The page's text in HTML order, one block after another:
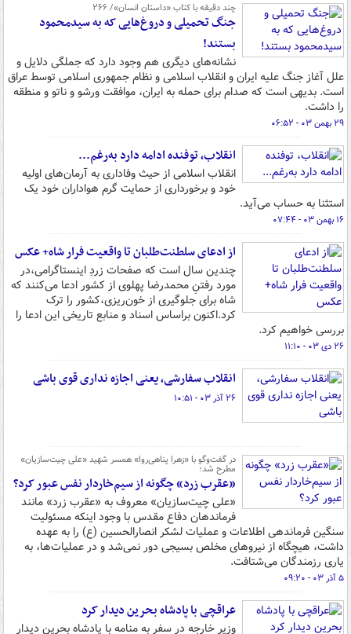
چند دقیقه با کتاب‌ «داستان انسان»/ ۲۶۶
جنگ تحمیلی و دروغ‌هایی که به سیدمحمود
بستند!
نشانه‌های دیگری هم وجود دارد که جملگی دلایل و
علل آغاز جنگ علیه ایران و انقلاب اسلامی و نظام جمهوری اسلامی توسط عراق
است. بدیهی است که صدام برای حمله به ایران، موافقت ورشو و ناتو و منطقه
را داشت.
۲۹ بهمن ۰۳ - ۰۶:۵۲
انقلاب، توفنده ادامه دارد به‌رغم...
انقلاب اسلامی از حیث وفاداری به آرمان‌های اولیه
خود و برخورداری از حمایت گرم هواداران خود یک
استثنا به حساب می‌آید.
۱۶ بهمن ۰۳ - ۰۷:۴۴
از ادعای سلطنت‌طلبان تا واقعیت فرار شاه+ عکس
چندین سال است که صفحات زردِ اینستاگرامی،در
مورد رفتنِ محمدرضا پهلوی از کشور ادعا می‌کنند که
شاه برای جلوگیری از خون‌ریزی،کشور را ترک
کرد.اکنون براساس اسناد و منابع تاریخی این ادعا را
بررسی خواهیم کرد.
۲۶ دی ۰۳ - ۱۱:۱۰
انقلاب سفارشی، یعنی اجازه نداری قوی باشی
۲۶ آذر ۰۳ - ۱۰:۵۱
در گفت‌وگو با «زهرا پناهی‌روا» همسر شهید «علی چیت‌سازیان»
مطرح شد؛
«عقرب زرد» چگونه از سیم‌خاردار نفس عبور کرد؟
«علی چیت‌سازیان» معروف به «عقرب زرد» مانند
فرماندهان دفاع مقدس با وجود اینکه مسئولیت
سنگین فرماندهی اطلاعات و عملیات لشکر انصارالحسین (ع) را به عهده
داشت، هیچگاه از نیروهای مخلص بسیجی دور نمی‌شد و در عملیات‌ها، به
یاری رزمندگان می‌شتافت.
۵ آذر ۰۳ - ۰۹:۲۰
عراقچی با پادشاه بحرین دیدار کرد
وزیر خارجه در سفر به منامه با پادشاه بحرین دیدار